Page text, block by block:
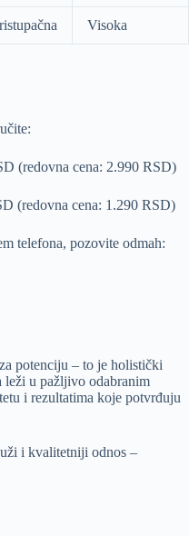
Visoka
(redovna cena: 2.990 RSD)
(redovna cena: 1.290 RSD)
telefona, pozovite odmah:
potenciju – to je holistički
leži u pažljivo odabranim
i rezultatima koje potvrđuju
i kvalitetniji odnos –